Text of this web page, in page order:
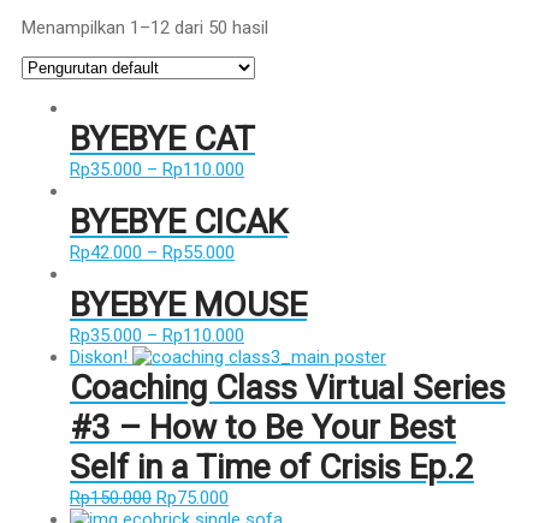
Menampilkan 1–12 dari 50 hasil
BYEBYE CAT
Rp35.000 – Rp110.000
BYEBYE CICAK
Rp42.000 – Rp55.000
BYEBYE MOUSE
Rp35.000 – Rp110.000
Diskon!
Coaching Class Virtual Series
#3 – How to Be Your Best
Self in a Time of Crisis Ep.2
Rp150.000 Rp75.000